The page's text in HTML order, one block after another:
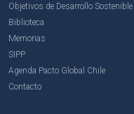
Objetivos de Desarrollo Sostenible
Biblioteca
Memorias
SIPP
Agenda Pacto Global Chile
Contacto